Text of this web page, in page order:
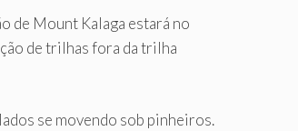
de Mount Kalaga estará no
de trilhas fora da trilha
se movendo sob pinheiros.